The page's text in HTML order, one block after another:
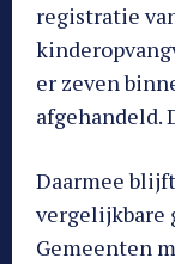
registratie
er zeven
afgehandeld.
Daarmee
vergelijkbare
Gemeenten